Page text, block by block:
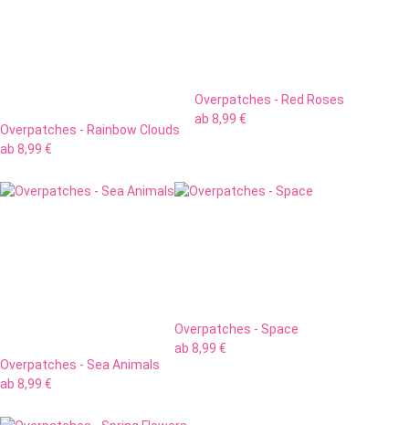
Overpatches - Rainbow Clouds
ab 8,99 €
Overpatches - Red Roses
ab 8,99 €
Overpatches - Sea Animals
ab 8,99 €
Overpatches - Space
ab 8,99 €